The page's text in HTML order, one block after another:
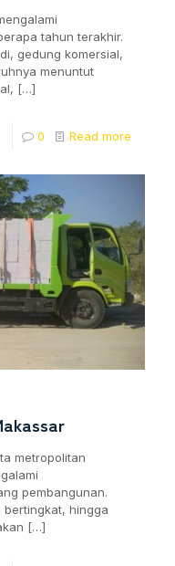
tahun terakhir.
gedung komersial,
menuntut
[…]
0 Read more
metropolitan
pembangunan.
hingga
[…]